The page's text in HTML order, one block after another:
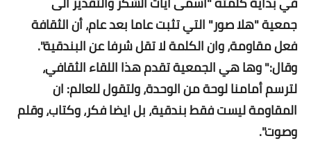
جمعية "هلا صور" التي تثبت عاما بعد عام، أن الثقافة
فعل مقاومة، وان الكلمة لا تقل شرفا عن البندقية".
وقال:" وها هي الجمعية تقدم هذا اللقاء الثقافي،
لترسم أمامنا لوحة من الوحدة، ولتقول للعالم: ان
المقاومة ليست فقط بندقية، بل ايضا فكر، وكتاب، وقلم
وصوت".